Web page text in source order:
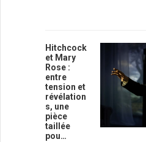
Hitchcock
et Mary
Rose :
entre
tension et
révélation
s, une
pièce
taillée
pou…